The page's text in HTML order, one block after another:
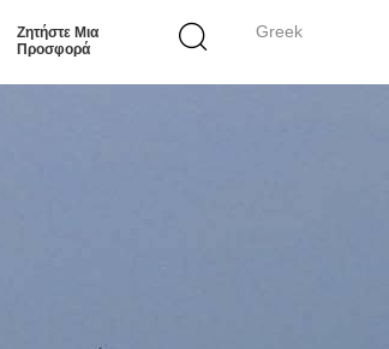
Greek
Ζητήστε Μια
Προσφορά